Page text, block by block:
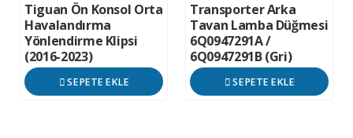
Tiguan Ön Konsol Orta
Havalandırma
Yönlendirme Klipsi
(2016-2023)
SEPETE EKLE
Transporter Arka
Tavan Lamba Düğmesi
6Q0947291A /
6Q0947291B (Gri)
SEPETE EKLE